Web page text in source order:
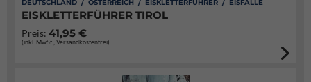
DEUTSCHLAND / ÖSTERREICH / EISKLETTERFÜHRER / EISFÄLLE
EISKLETTERFÜHRER TIROL
Preis: 41,95 €
(inkl. MwSt., Versandkostenfrei)